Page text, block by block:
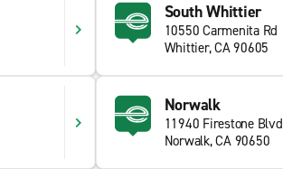
South Whittier
10550 Carmenita Rd
Whittier, CA 90605
Norwalk
11940 Firestone Blvd
Norwalk, CA 90650